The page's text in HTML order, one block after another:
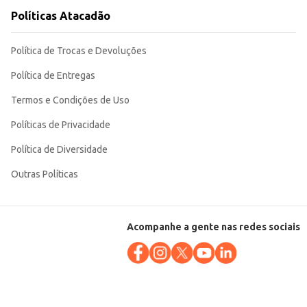
Políticas Atacadão
Política de Trocas e Devoluções
Política de Entregas
Termos e Condições de Uso
Políticas de Privacidade
Política de Diversidade
Outras Políticas
Acompanhe a gente nas redes sociais